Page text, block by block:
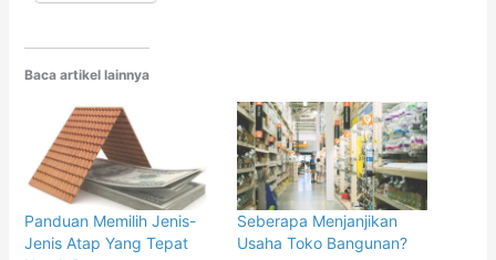
Baca artikel lainnya
Panduan Memilih Jenis-
Jenis Atap Yang Tepat
Seberapa Menjanjikan
Usaha Toko Bangunan?